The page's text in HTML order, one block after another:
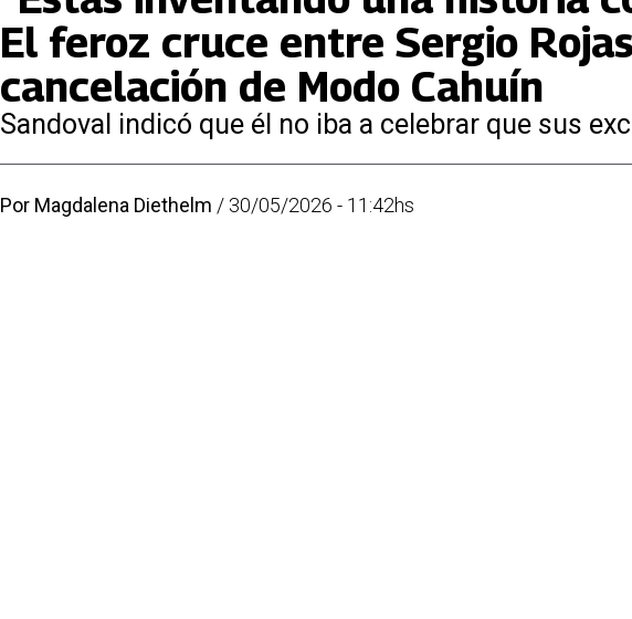
El feroz cruce entre Sergio
cancelación de Modo Cahuín
Sandoval indicó que él no iba a celebrar que sus
Por Magdalena Diethelm / 30/05/2026 - 11:42hs